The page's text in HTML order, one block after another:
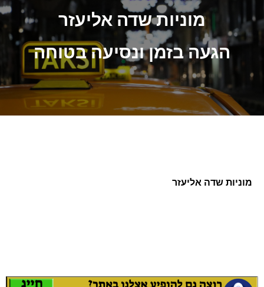
מוניות שדה אליעזר
הגעה בזמן ונסיעה בטוחה
מוניות שדה אליעזר